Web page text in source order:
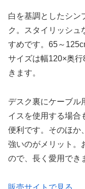
白を基調としたシン
ク。スタイリッシュ
すめです。65～
サイズは幅120×奥
きます。
デスク裏にケーブル
イスを使用する場合
便利です。そのほか
強いのがメリット。
ので、長く愛用でき
販売サイトで見る